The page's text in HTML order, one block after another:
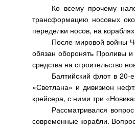
Ко всему прочему
трансформацию носовых
переделки носов, на
После мировой войны
обязан оборонять Проливы
средства на строительство
Балтийский флот в
«Светлана» и дивизион
крейсера, с ними три
Рассматривался
современные корабли.